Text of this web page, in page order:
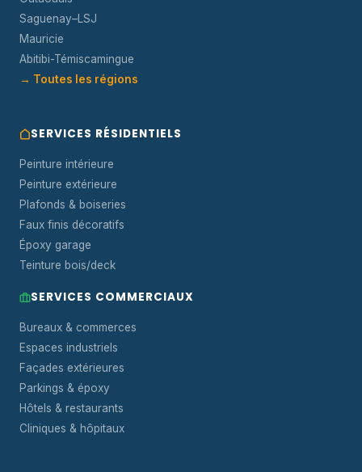
Saguenay–LSJ
Mauricie
Abitibi-Témiscamingue
→ Toutes les régions
SERVICES RÉSIDENTIELS
Peinture intérieure
Peinture extérieure
Plafonds & boiseries
Faux finis décoratifs
Époxy garage
Teinture bois/deck
SERVICES COMMERCIAUX
Bureaux & commerces
Espaces industriels
Façades extérieures
Parkings & époxy
Hôtels & restaurants
Cliniques & hôpitaux